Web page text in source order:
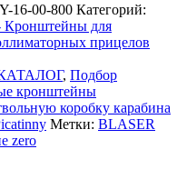
16-00-800 Категорий:
для
прицелов
, Подбор
кронштейны
коробку карабина
Метки: BLASER
zero